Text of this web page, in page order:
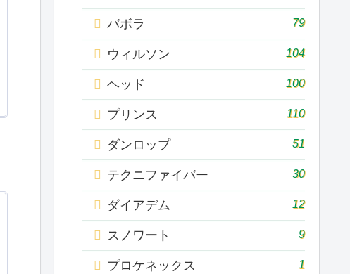
バボラ 79
ウィルソン 104
ヘッド 100
プリンス 110
ダンロップ 51
テクニファイバー 30
ダイアデム 12
スノワート 9
プロケネックス 1